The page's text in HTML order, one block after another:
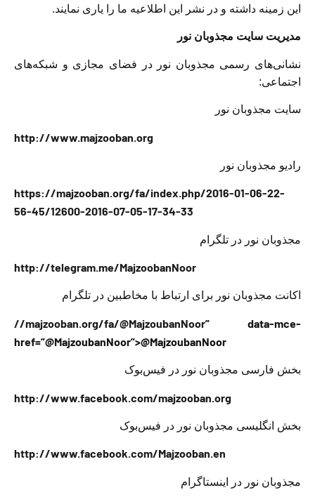
این زمینه داشته و در نشر این اطلاعیه ما را یاری نمایند.
مدیریت سایت مجذوبان نور
نشانی‌های رسمی مجذوبان نور در فضای مجازی و شبکه‌های
اجتماعی:
سایت مجذوبان نور
http://www.majzooban.org
رادیو مجذوبان نور
https://majzooban.org/fa/index.php/2016-01-06-22-
56-45/12600-2016-07-05-17-34-33
مجذوبان نور در تلگرام
http://telegram.me/MajzoobanNoor
اکانت مجذوبان نور برای ارتباط با مخاطبین در تلگرام
//majzooban.org/fa/@MajzoubanNoor” data-mce-
href=”@MajzoubanNoor”>@MajzoubanNoor
بخش فارسی مجذوبان نور در فیس‌بوک
http://www.facebook.com/majzooban.org
بخش انگلیسی مجذوبان نور در فیس‌بوک
http://www.facebook.com/Majzooban.en
مجذوبان نور در اینستاگرام